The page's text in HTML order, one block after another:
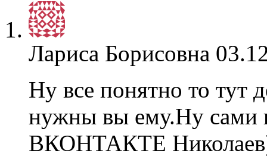
Лариса Борисовна
Ну все понятно то
нужны вы ему.Ну сами
ВКОНТАКТЕ